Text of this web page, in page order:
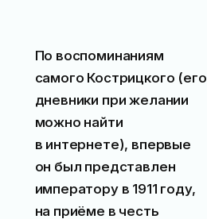
По воспоминаниям
самого Кострицкого (его
дневники при желании
можно найти
в интернете), впервые
он был представлен
императору в 1911 году,
на приёме в честь